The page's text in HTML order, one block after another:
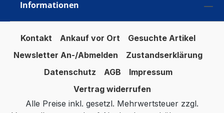
Informationen
Kontakt Ankauf vor Ort
Gesuchte Artikel
Newsletter An-/Abmelden
Zustandserklärung
Datenschutz
AGB
Impressum
Vertrag widerrufen
Alle Preise inkl. gesetzl. Mehrwertsteuer zzgl.